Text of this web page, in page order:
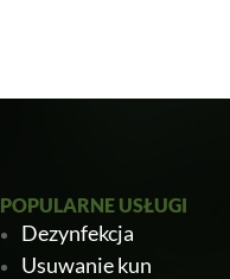
POPULARNE USŁUGI
Dezynfekcja
Usuwanie kun